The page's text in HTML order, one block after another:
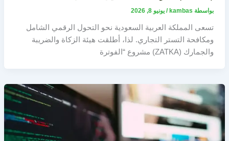
بواسطة kambas
/ يونيو 8, 2026
تسعى المملكة العربية السعودية نحو التحول الرقمي الشامل
ومكافحة التستر التجاري. لذا، أطلقت هيئة الزكاة والضريبة
والجمارك (ZATKA) مشروع “الفوترة